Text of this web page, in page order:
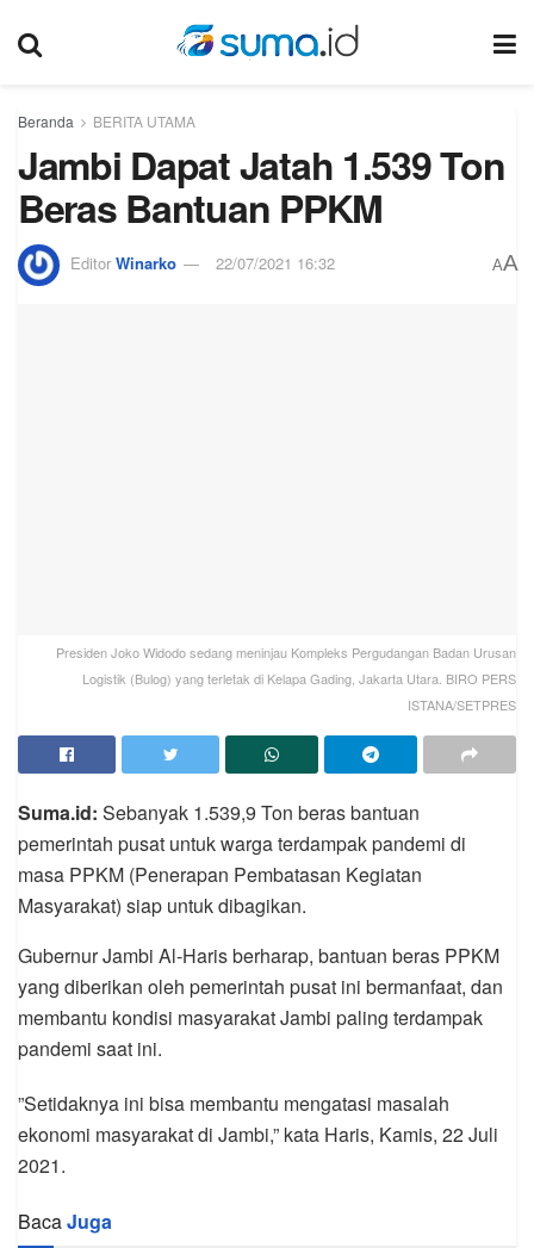
Beranda BERITA UTAMA
Jambi Dapat Jatah 1.539 Ton
Beras Bantuan PPKM
Editor Winarko 22/07/2021 16:32 AA
Presiden Joko Widodo sedang meninjau Kompleks Pergudangan Badan Urusan
Logistik (Bulog) yang terletak di Kelapa Gading, Jakarta Utara. BIRO PERS
ISTANA/SETPRES
Suma.id: Sebanyak 1.539,9 Ton beras bantuan
pemerintah pusat untuk warga terdampak pandemi di
masa PPKM (Penerapan Pembatasan Kegiatan
Masyarakat) siap untuk dibagikan.
Gubernur Jambi Al-Haris berharap, bantuan beras PPKM
yang diberikan oleh pemerintah pusat ini bermanfaat, dan
membantu kondisi masyarakat Jambi paling terdampak
pandemi saat ini.
”Setidaknya ini bisa membantu mengatasi masalah
ekonomi masyarakat di Jambi,” kata Haris, Kamis, 22 Juli
2021.
BacaJuga